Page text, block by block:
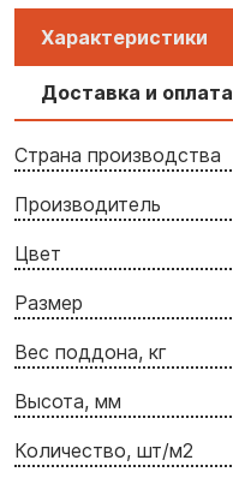
Характеристики
Доставка и оплата
Страна производства
Производитель
Цвет
Размер
Вес поддона, кг
Высота, мм
Количество, шт/м2